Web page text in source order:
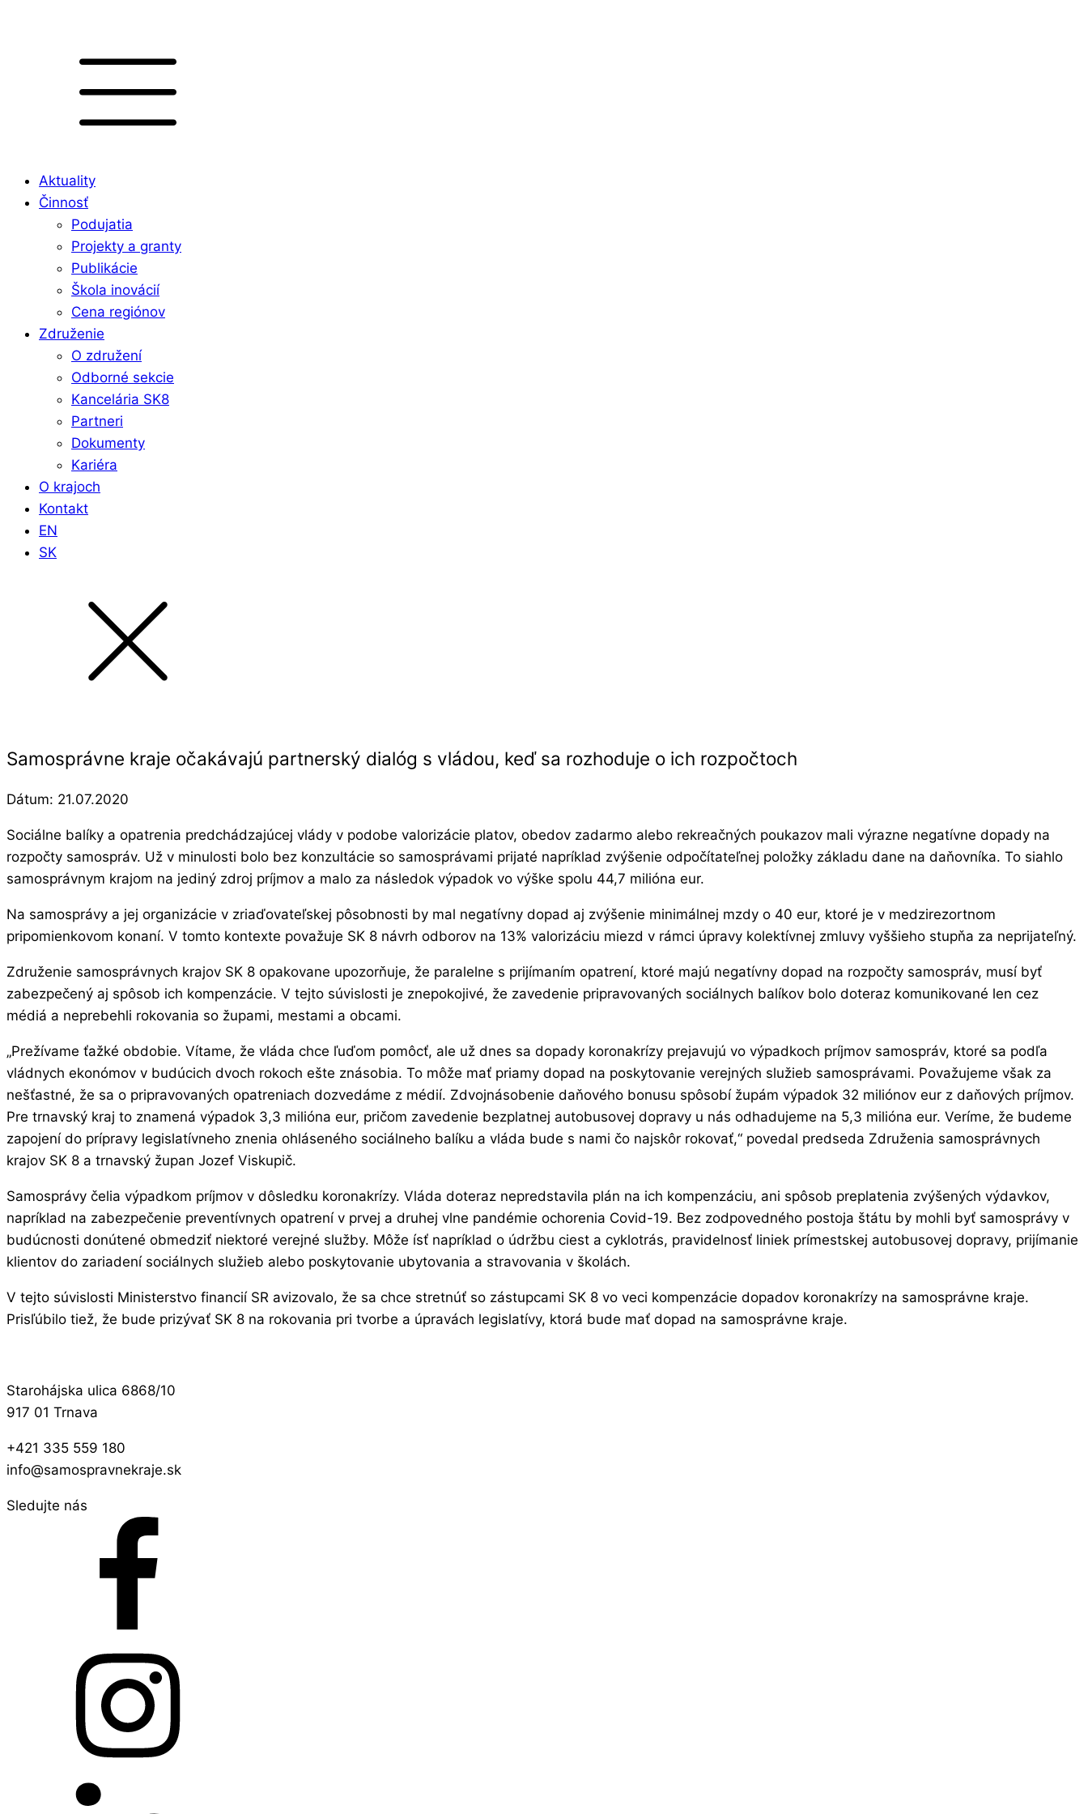
Aktuality
Činnosť
Podujatia
Projekty a granty
Publikácie
Škola inovácií
Cena regiónov
Združenie
O združení
Odborné sekcie
Kancelária SK8
Partneri
Dokumenty
Kariéra
O krajoch
Kontakt
EN
SK
Samosprávne kraje očakávajú partnerský dialóg s vládou, keď sa rozhoduje o ich rozpočtoch
Dátum: 21.07.2020
Sociálne balíky a opatrenia predchádzajúcej vlády v podobe valorizácie platov, obedov zadarmo alebo rekreačných poukazov mali výrazne negatívne dopady na
rozpočty samospráv. Už v minulosti bolo bez konzultácie so samosprávami prijaté napríklad zvýšenie odpočítateľnej položky základu dane na daňovníka. To siahlo
samosprávnym krajom na jediný zdroj príjmov a malo za následok výpadok vo výške spolu 44,7 milióna eur.
Na samosprávy a jej organizácie v zriaďovateľskej pôsobnosti by mal negatívny dopad aj zvýšenie minimálnej mzdy o 40 eur, ktoré je v medzirezortnom
pripomienkovom konaní. V tomto kontexte považuje SK 8 návrh odborov na 13% valorizáciu miezd v rámci úpravy kolektívnej zmluvy vyššieho stupňa za neprijateľný.
Združenie samosprávnych krajov SK 8 opakovane upozorňuje, že paralelne s prijímaním opatrení, ktoré majú negatívny dopad na rozpočty samospráv, musí byť
zabezpečený aj spôsob ich kompenzácie. V tejto súvislosti je znepokojivé, že zavedenie pripravovaných sociálnych balíkov bolo doteraz komunikované len cez
médiá a neprebehli rokovania so župami, mestami a obcami.
„Prežívame ťažké obdobie. Vítame, že vláda chce ľuďom pomôcť, ale už dnes sa dopady koronakrízy prejavujú vo výpadkoch príjmov samospráv, ktoré sa podľa
vládnych ekonómov v budúcich dvoch rokoch ešte znásobia. To môže mať priamy dopad na poskytovanie verejných služieb samosprávami. Považujeme však za
nešťastné, že sa o pripravovaných opatreniach dozvedáme z médií. Zdvojnásobenie daňového bonusu spôsobí župám výpadok 32 miliónov eur z daňových príjmov.
Pre trnavský kraj to znamená výpadok 3,3 milióna eur, pričom zavedenie bezplatnej autobusovej dopravy u nás odhadujeme na 5,3 milióna eur. Veríme, že budeme
zapojení do prípravy legislatívneho znenia ohláseného sociálneho balíku a vláda bude s nami čo najskôr rokovať,“ povedal predseda Združenia samosprávnych
krajov SK 8 a trnavský župan Jozef Viskupič.
Samosprávy čelia výpadkom príjmov v dôsledku koronakrízy. Vláda doteraz nepredstavila plán na ich kompenzáciu, ani spôsob preplatenia zvýšených výdavkov,
napríklad na zabezpečenie preventívnych opatrení v prvej a druhej vlne pandémie ochorenia Covid-19. Bez zodpovedného postoja štátu by mohli byť samosprávy v
budúcnosti donútené obmedziť niektoré verejné služby. Môže ísť napríklad o údržbu ciest a cyklotrás, pravidelnosť liniek prímestskej autobusovej dopravy, prijímanie
klientov do zariadení sociálnych služieb alebo poskytovanie ubytovania a stravovania v školách.
V tejto súvislosti Ministerstvo financií SR avizovalo, že sa chce stretnúť so zástupcami SK 8 vo veci kompenzácie dopadov koronakrízy na samosprávne kraje.
Prisľúbilo tiež, že bude prizývať SK 8 na rokovania pri tvorbe a úpravách legislatívy, ktorá bude mať dopad na samosprávne kraje.
Starohájska ulica 6868/10
917 01 Trnava
+421 335 559 180
info@samospravnekraje.sk
Sledujte nás